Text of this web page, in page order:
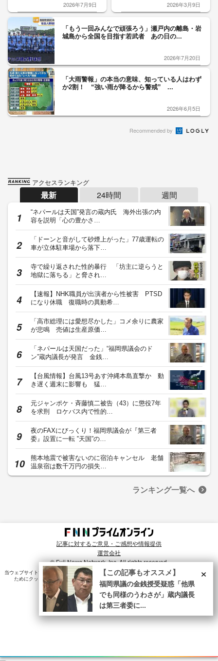
2026年7月9日 2026年3月9日
「もう一回みんなで頑張ろう」瀬戸内の離島・岩
城島から全国を目指す若武者 あの日の...
2026年7月20日
「大雨警報」の本当の意味、知っている人はわず
か2割！ “強い雨が降るから警戒” ...
2026年6月5日
Recommended by
アクセスランキング
最新 24時間 週間
“ネパールは天国”発言の蔵内氏 海外出張の内
容を説明「心の豊かさ…
「ドーンと音がして砂煙上がった」77歳運転の
車が立体駐車場から落下…
寺で繰り返された性的暴行 「坊主に逆らうと
地獄に落ちる」と脅され…
【速報】NHK職員が出演者から性被害 PTSD
になり休職 復職時の異動希…
「高市総理には愛想尽かした」コメ余りに農家
が悲鳴 売値は生産原価…
「ネパールは天国だった」“福岡県議会のド
ン”蔵内議長が発言 金銭…
【台風情報】台風13号あす沖縄本島直撃か 動
き遅く週末に影響も 猛…
元ジャンポケ・斉藤慎二被告（43）に懲役7年
を求刑 ロケバス内で性的…
夜のFAXにびっくり！福岡県議会が『第三者
委』設置に一転 ‟天国”の…
熊本地震で被害ないのに宿泊キャンセル 老舗
温泉宿は数千万円の損失…
ランキング一覧へ
記事に対するご意見・ご感想や情報提供
運営会社
© Fuji News Network, Inc. All rights reserved.
当ウェブサイトでは、ユーザのニーズ・興味・関⼼に合致したコンテンツや広告配信を提供する
ためにクッキーを使⽤しています。詳細は、
プライバシーポリシー をご確認ください。×
【この記事もオススメ】
福岡県議の金銭授受疑惑「他県
でも同様のうわさが」蔵内議長
は第三者委に...